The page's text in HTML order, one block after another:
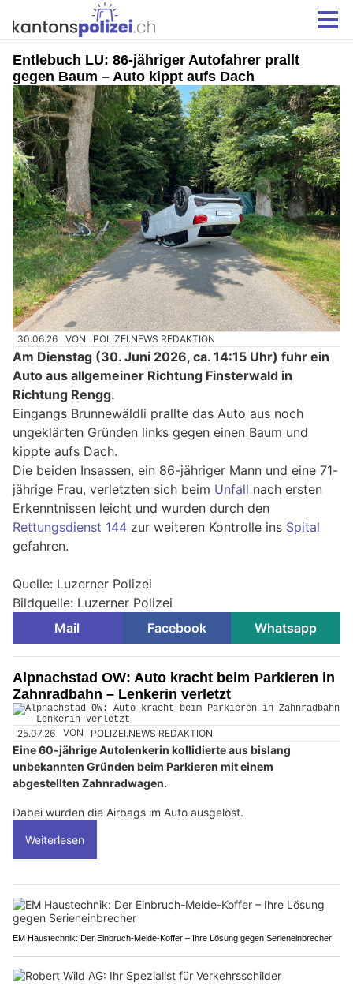
Entlebuch LU: 86-jähriger Autofahrer prallt
gegen Baum – Auto kippt aufs Dach
30.06.26 VON POLIZEI.NEWS REDAKTION
Am Dienstag (30. Juni 2026, ca. 14:15 Uhr) fuhr ein
Auto aus allgemeiner Richtung Finsterwald in
Richtung Rengg.
Eingangs Brunnewäldli prallte das Auto aus noch
ungeklärten Gründen links gegen einen Baum und
kippte aufs Dach.
Die beiden Insassen, ein 86-jähriger Mann und eine 71-
jährige Frau, verletzten sich beim Unfall nach ersten
Erkenntnissen leicht und wurden durch den
Rettungsdienst 144 zur weiteren Kontrolle ins Spital
gefahren.
Quelle: Luzerner Polizei
Bildquelle: Luzerner Polizei
Mail
Facebook Whatsapp
Alpnachstad OW: Auto kracht beim Parkieren in
Zahnradbahn – Lenkerin verletzt
25.07.26 VON POLIZEI.NEWS REDAKTION
Eine 60-jährige Autolenkerin kollidierte aus bislang
unbekannten Gründen beim Parkieren mit einem
abgestellten Zahnradwagen.
Dabei wurden die Airbags im Auto ausgelöst.
Weiterlesen
EM Haustechnik: Der Einbruch-Melde-Koffer – Ihre Lösung gegen Serieneinbrecher